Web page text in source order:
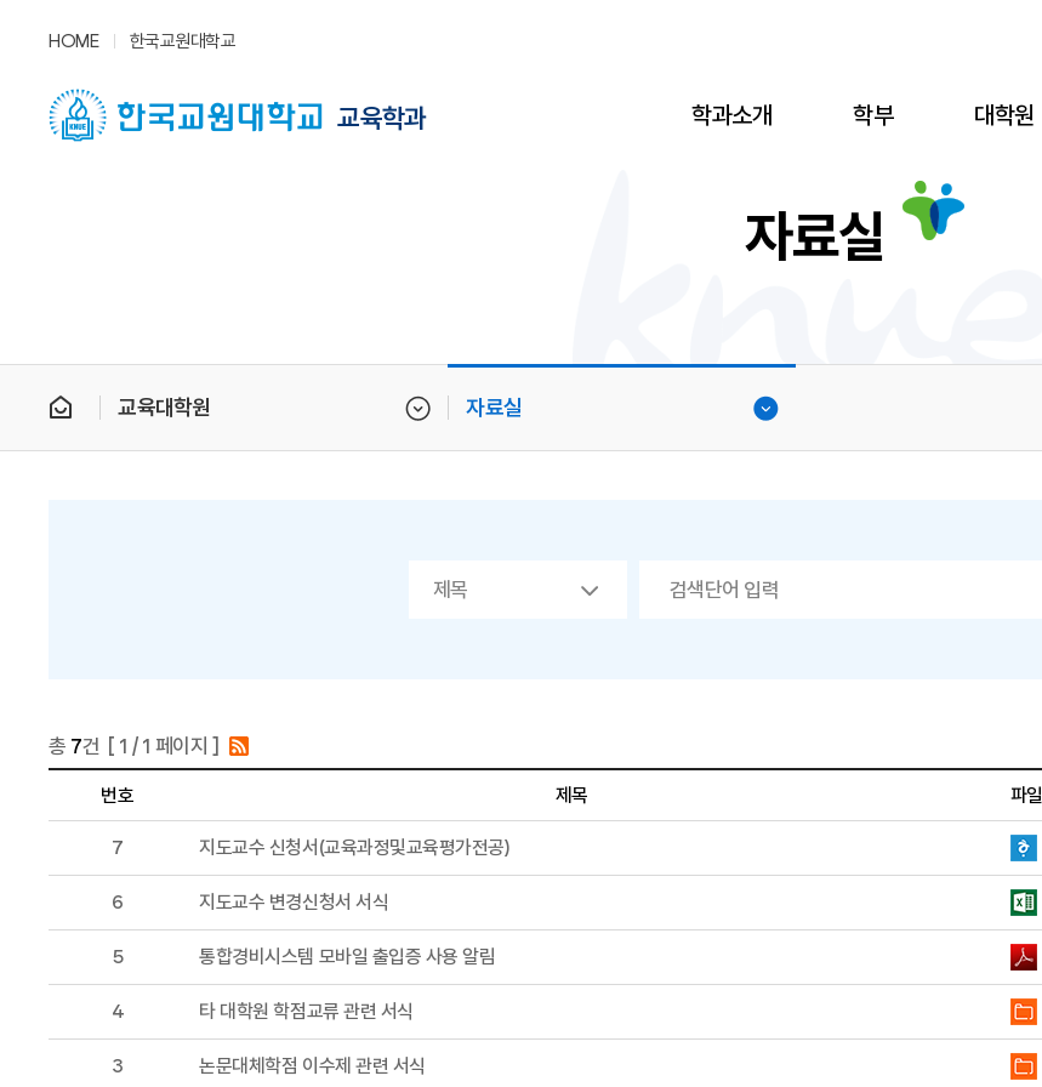
HOME 한국교원대학교
교육학과 학과소개 학부 대학원
자료실
교육대학원 자료실
총 7건 [ 1 / 1 페이지 ]
번호 제목 파일
7 지도교수 신청서(교육과정및교육평가전공)
6 지도교수 변경신청서 서식
5 통합경비시스템 모바일 출입증 사용 알림
4 타 대학원 학점교류 관련 서식
3 논문대체학점 이수제 관련 서식